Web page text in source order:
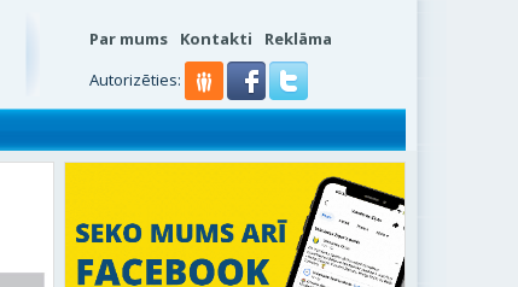
Par mums Kontakti
Reklāma
Autorizēties: